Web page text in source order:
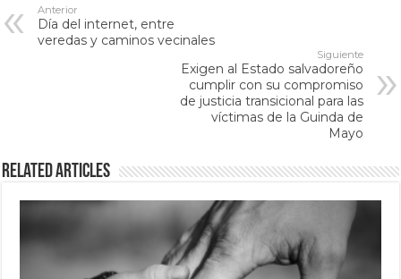
Anterior
Día del internet, entre
veredas y caminos vecinales
Siguiente
Exigen al Estado salvadoreño
cumplir con su compromiso
de justicia transicional para las
víctimas de la Guinda de
Mayo
Related Articles